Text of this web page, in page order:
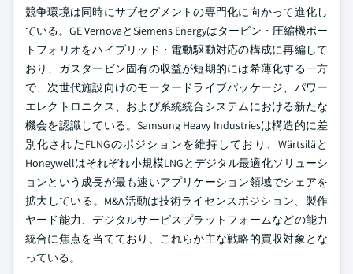
競争環境は同時にサブセグメントの専門化に向かって進化し
ている。GE VernovaとSiemens Energyはタービン・圧縮機ポー
トフォリオをハイブリッド・電動駆動対応の構成に再編して
おり、ガスタービン固有の収益が短期的には希薄化する一方
で、次世代施設向けのモータードライブパッケージ、パワー
エレクトロニクス、および系統統合システムにおける新たな
機会を認識している。Samsung Heavy Industriesは構造的に差
別化されたFLNGのポジションを維持しており、Wärtsiläと
Honeywellはそれぞれ小規模LNGとデジタル最適化ソリューシ
ョンという成長が最も速いアプリケーション領域でシェアを
拡大している。M&A活動は技術ライセンスポジション、製作
ヤード能力、デジタルサービスプラットフォームなどの能力
統合に焦点を当てており、これらが主な戦略的買収対象とな
っている。